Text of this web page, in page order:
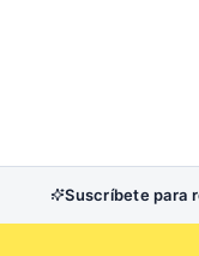
Suscríbete para